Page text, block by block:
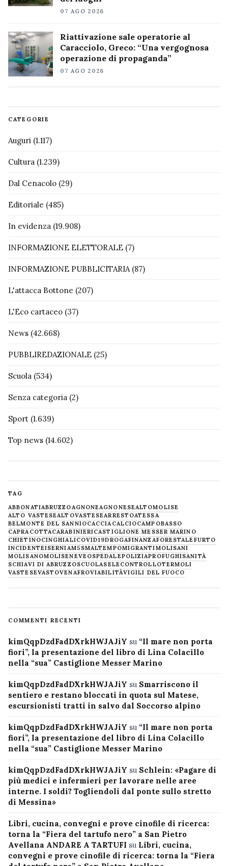
07 AGO 2026
Riattivazione sale operatorie al
Caracciolo, Greco: “Una vergognosa
operazione di propaganda”
07 AGO 2026
CATEGORIE
Auguri (1.117)
Cultura (1.239)
Dal Cenacolo (29)
Editoriale (485)
In evidenza (19.908)
INFORMAZIONE ELETTORALE (7)
INFORMAZIONE PUBBLICITARIA(87)
L'attacca Bottone (207)
L'Eco cartaceo (37)
News (42.668)
PUBBLIREDAZIONALE (25)
Scuola (534)
Senza categoria (2)
Sport (1.639)
Top news (14.602)
TAG
ABBONATIABRUZZOAGNONEAGNONESEALTOMOLISE
ALTO VASTESEALTOVASTESEARRESTOATESSA
BELMONTE DEL SANNIOCACCIACALCIOCAMPOBASSO
CAPRACOTTACARABINIERICASTIGLIONE MESSER MARINO
CHIETINOCINGHIALICOVID19DROGAFINANZAFORESTALE FURTO
INCIDENTEISERNIAM5SMALTEMPOMIGRANTIMOLISANI
MOLISANOMOLISENEVE OSPEDALEPOLIZIAPROFUGHISANITÀ
SCHIAVI DI ABRUZZOSCUOLASELECONTROLLOTERMOLI
VASTESEVASTOVENAFROVIABILITÀVIGILI DEL FUOCO
COMMENTI RECENTI
kimQqpDzdFadDXrkHWJAJiY su “Il mare non porta
fiori”, la presentazione del libro di Lina Colacillo
nella “sua” Castiglione Messer Marino
kimQqpDzdFadDXrkHWJAJiY su Smarriscono il
sentiero e restano bloccati in quota sul Matese,
escursionisti tratti in salvo dal Soccorso alpino
kimQqpDzdFadDXrkHWJAJiY su “Il mare non porta
fiori”, la presentazione del libro di Lina Colacillo
nella “sua” Castiglione Messer Marino
kimQqpDzdFadDXrkHWJAJiY su Schlein: «Pagare di
più medici e infermieri per lavorare nelle aree
interne. I soldi? Togliendoli dal ponte sullo stretto
di Messina»
Libri, cucina, convegni e prove cinofile di ricerca:
torna la “Fiera del tartufo nero” a San Pietro
Avellana ANDARE A TARTUFI su Libri, cucina,
convegni e prove cinofile di ricerca: torna la “Fiera